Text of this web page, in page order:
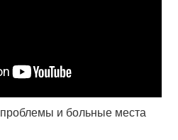
и больные места